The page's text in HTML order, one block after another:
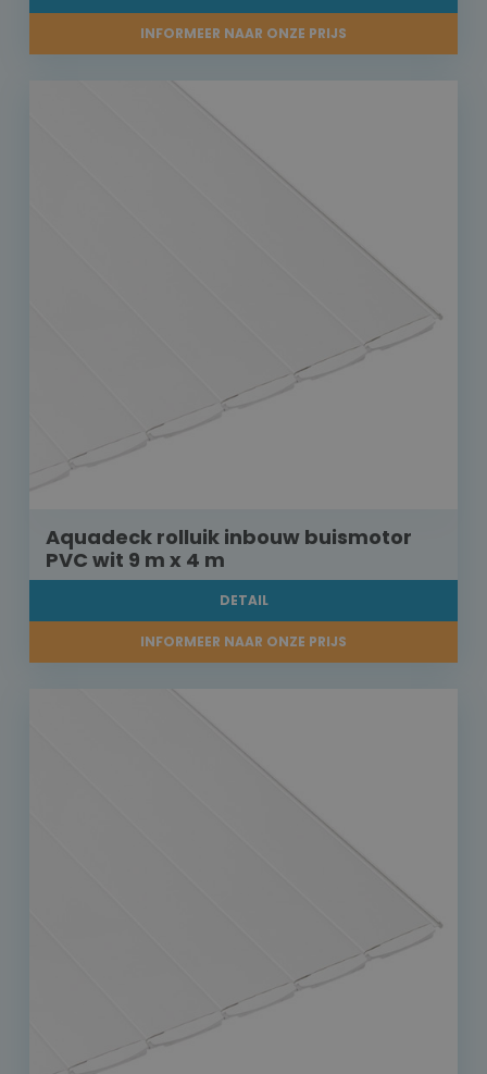
INFORMEER NAAR ONZE PRIJS
Aquadeck rolluik inbouw buismotor
PVC wit 9 m x 4 m
DETAIL
INFORMEER NAAR ONZE PRIJS